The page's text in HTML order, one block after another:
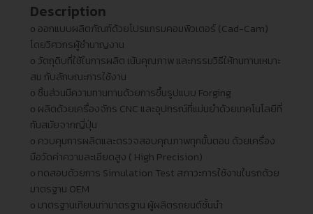
Description
ᴏ ออกแบบผลิตภัณฑ์ด้วยโปรแกรมคอมพิวเตอร์ (Cad-Cam)
โดยวิศวกรผู้ชำนาญงาน
ᴏ วัตถุดิบที่ใช้ในการผลิต เน้นคุณภาพ และกรรมวิธีให้ทนทานเหมาะ
สม กับลักษณะการใช้งาน
ᴏ ชิ้นส่วนมีความทานทานด้วยการขึ้นรูปแบบ Forging
ᴏ ผลิตด้วยเครื่องจักร CNC และอุปกรณ์ที่แม่นยำด้วยเทคโนโลยีที่
ทันสมัยจากญี่ปุ่น
ᴏ ควบคุมการผลิตและตรวจสอบคุณภาพทุกขั้นตอน ด้วยเครื่อง
มือวัดค่าความละเอียดสูง ( High Precision)
ᴏ ทดสอบด้วยการ Simulation Test สภาวะการใช้งานในรถด้วย
มาตรฐาน OEM
ᴏ มาตรฐานเทียบเท่ามาตรฐาน ผู้ผลิตรถยนต์ชั้นนำ